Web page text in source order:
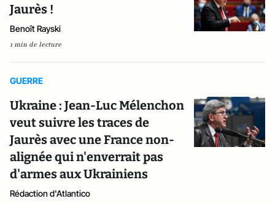
Jaurès !
Benoît Rayski
1 min de lecture
GUERRE
Ukraine : Jean-Luc Mélenchon
veut suivre les traces de
Jaurès avec une France non-
alignée qui n'enverrait pas
d'armes aux Ukrainiens
Rédaction d'Atlantico